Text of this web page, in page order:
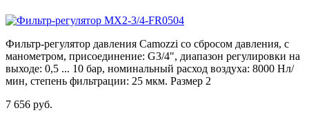
Фильтр-регулятор давления Camozzi со сбросом давления, с
манометром, присоединение: G3/4", диапазон регулировки на
выходе: 0,5 ... 10 бар, номинальный расход воздуха: 8000 Нл/
мин, степень фильтрации: 25 мкм. Размер 2
7 656 руб.